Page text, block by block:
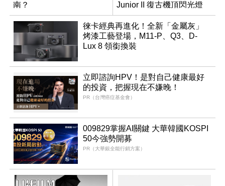
南？
Junior II 復古機頂閃光燈
徠卡經典再進化！全新「金屬灰」
烤漆工藝登場，M11-P、Q3、D-
Lux 8 領銜換裝
立即諮詢HPV！是對自己健康最好
的投資，把握現在不嫌晚！
PR（台灣癌症基金會）
009829掌握AI關鍵 大華韓國KOSPI
50今強勢開募
PR（大華銀全能行銷方案）